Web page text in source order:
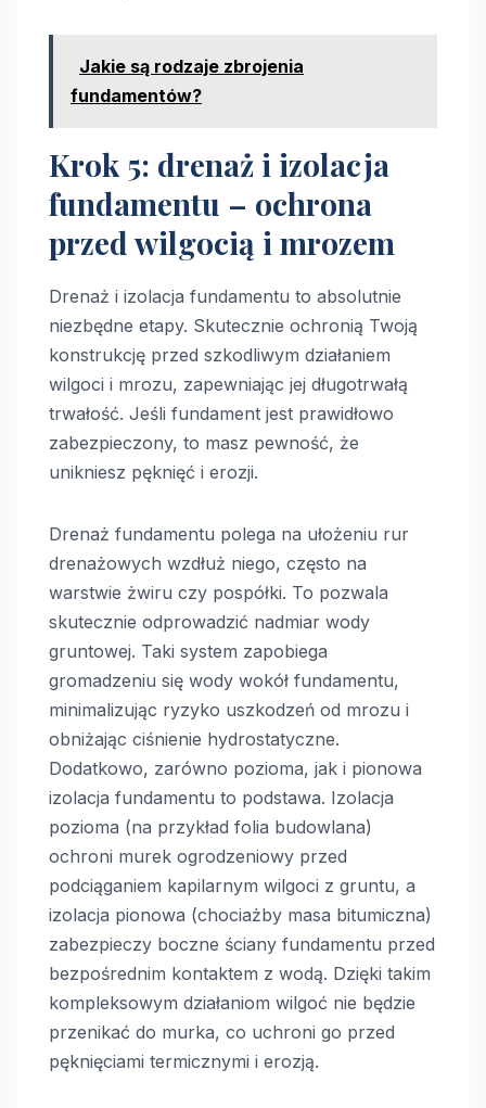
Jakie są rodzaje zbrojenia
fundamentów?
Krok 5: drenaż i izolacja
fundamentu – ochrona
przed wilgocią i mrozem
Drenaż i izolacja fundamentu to absolutnie
niezbędne etapy. Skutecznie ochronią Twoją
konstrukcję przed szkodliwym działaniem
wilgoci i mrozu, zapewniając jej długotrwałą
trwałość. Jeśli fundament jest prawidłowo
zabezpieczony, to masz pewność, że
unikniesz pęknięć i erozji.
Drenaż fundamentu polega na ułożeniu rur
drenażowych wzdłuż niego, często na
warstwie żwiru czy pospółki. To pozwala
skutecznie odprowadzić nadmiar wody
gruntowej. Taki system zapobiega
gromadzeniu się wody wokół fundamentu,
minimalizując ryzyko uszkodzeń od mrozu i
obniżając ciśnienie hydrostatyczne.
Dodatkowo, zarówno pozioma, jak i pionowa
izolacja fundamentu to podstawa. Izolacja
pozioma (na przykład folia budowlana)
ochroni murek ogrodzeniowy przed
podciąganiem kapilarnym wilgoci z gruntu, a
izolacja pionowa (chociażby masa bitumiczna)
zabezpieczy boczne ściany fundamentu przed
bezpośrednim kontaktem z wodą. Dzięki takim
kompleksowym działaniom wilgoć nie będzie
przenikać do murka, co uchroni go przed
pęknięciami termicznymi i erozją.